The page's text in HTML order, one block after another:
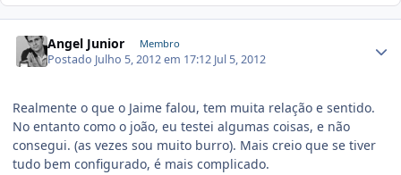
Angel Junior Membro
Postado Julho 5, 2012 em 17:12 Jul 5, 2012
Realmente o que o Jaime falou, tem muita relação e sentido.
No entanto como o joão, eu testei algumas coisas, e não
consegui. (as vezes sou muito burro). Mais creio que se tiver
tudo bem configurado, é mais complicado.